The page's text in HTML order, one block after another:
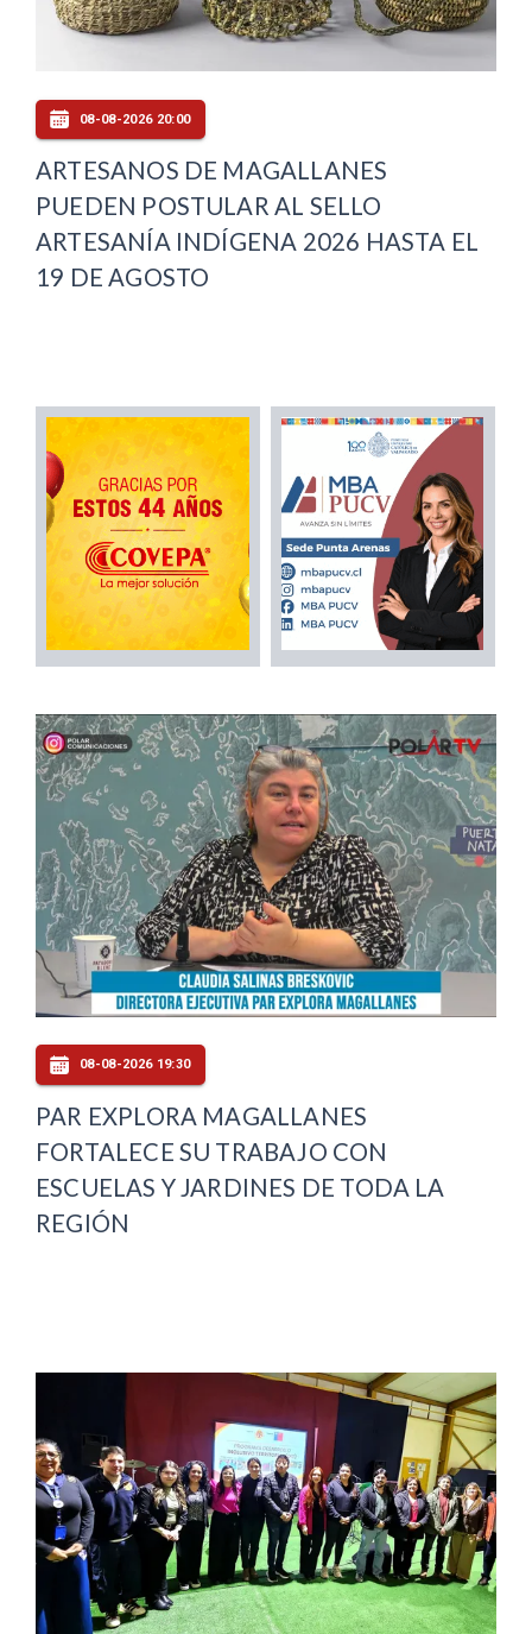
08-08-2026 20:00
ARTESANOS DE MAGALLANES
PUEDEN POSTULAR AL SELLO
ARTESANÍA INDÍGENA 2026 HASTA EL
19 DE AGOSTO
08-08-2026 19:30
PAR EXPLORA MAGALLANES
FORTALECE SU TRABAJO CON
ESCUELAS Y JARDINES DE TODA LA
REGIÓN